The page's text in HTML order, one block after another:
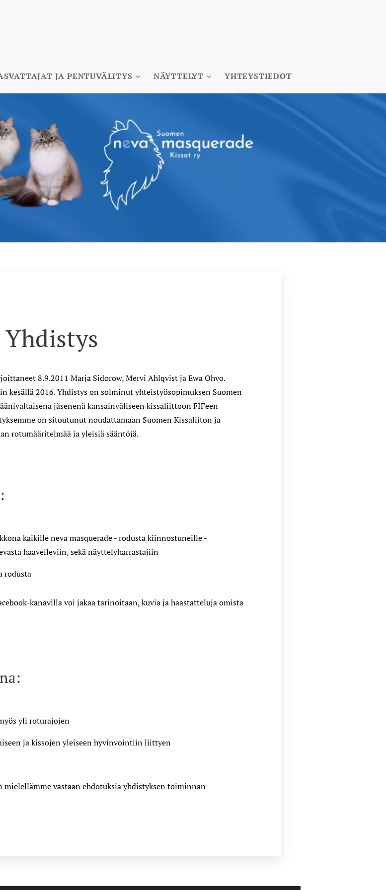
JA PENTUVÄLITYS NÄYTTELYT YHTEYSTIEDOT
Yhdistys
8.9.2011 Marja Sidorow, Mervi Ahlqvist ja Ewa Ohvo.
2016. Yhdistys on solminut yhteistyösopimuksen Suomen
jäsenenä kansainväliseen kissaliittoon FIFeen
on sitoutunut noudattamaan Suomen Kissaliiton ja
rotumääritelmää ja yleisiä sääntöjä.
kaikille neva masquerade - rodusta kiinnostuneille -
haaveileviin, sekä näyttelyharrastajiin
rodusta
kanavilla voi jakaa tarinoitaan, kuvia ja haastatteluja omista
yli roturajojen
ja kissojen yleiseen hyvinvointiin liittyen
mielellämme vastaan ehdotuksia yhdistyksen toiminnan